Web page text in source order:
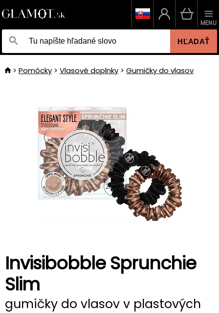
HĽADAŤ
MENU
Pomôcky Vlasové doplnky Gumičky do vlasov
Invisibobble Sprunchie
Slim
gumičky do vlasov v plastových